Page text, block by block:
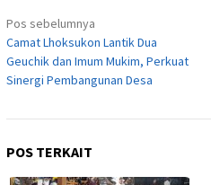
Navigasi
pos
Pos sebelumnya
Camat Lhoksukon Lantik Dua
Geuchik dan Imum Mukim, Perkuat
Sinergi Pembangunan Desa
POS TERKAIT